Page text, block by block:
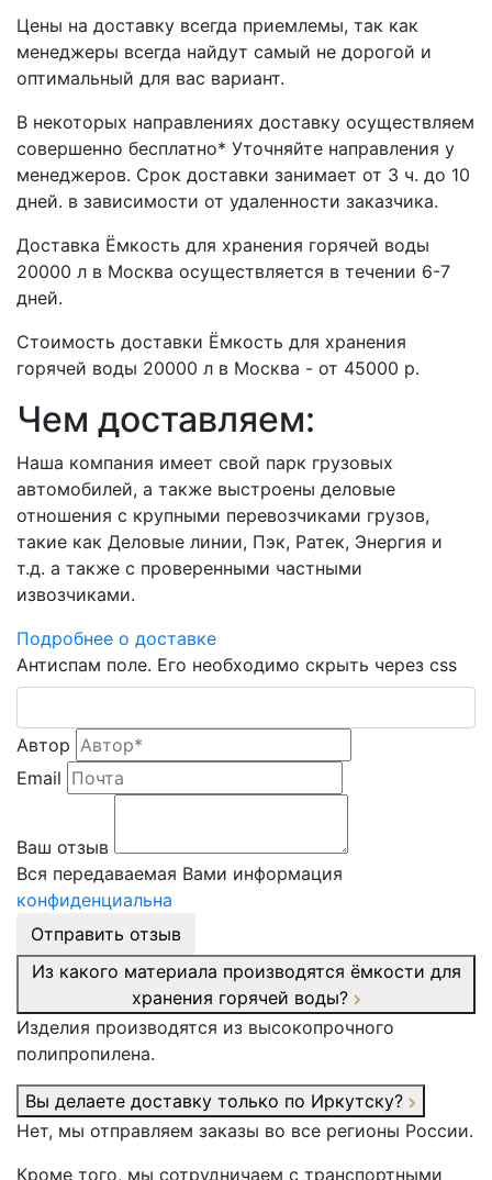
Цены на доставку всегда приемлемы, так как
менеджеры всегда найдут самый не дорогой и
оптимальный для вас вариант.
В некоторых направлениях доставку осуществляем
совершенно бесплатно* Уточняйте направления у
менеджеров. Срок доставки занимает от 3 ч. до 10
дней. в зависимости от удаленности заказчика.
Доставка Ёмкость для хранения горячей воды
20000 л в Москва осуществляется в течении 6-7
дней.
Стоимость доставки Ёмкость для хранения
горячей воды 20000 л в Москва - от 45000 р.
Чем доставляем:
Наша компания имеет свой парк грузовых
автомобилей, а также выстроены деловые
отношения с крупными перевозчиками грузов,
такие как Деловые линии, Пэк, Ратек, Энергия и
т.д. а также с проверенными частными
извозчиками.
Подробнее о доставке
Антиспам поле. Его необходимо скрыть через css
Автор
Email
Ваш отзыв
Вся передаваемая Вами информация
конфиденциальна
Отправить отзыв
Из какого материала производятся ёмкости для
хранения горячей воды?
Изделия производятся из высокопрочного
полипропилена.
Вы делаете доставку только по Иркутску?
Нет, мы отправляем заказы во все регионы России.
Кроме того, мы сотрудничаем с транспортными